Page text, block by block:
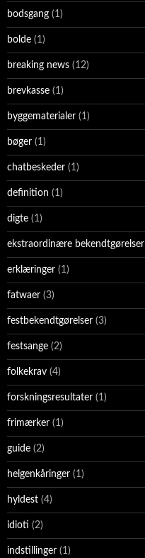
bodsgang (1)
bolde (1)
breaking news (12)
brevkasse (1)
byggematerialer (1)
bøger (1)
chatbeskeder (1)
definition (1)
digte (1)
ekstraordinære bekendtgørelser
erklæringer (1)
fatwaer (3)
festbekendtgørelser (3)
festsange (2)
folkekrav (4)
forskningsresultater (1)
frimærker (1)
guide (2)
helgenkåringer (1)
hyldest (4)
idioti (2)
indstillinger (1)